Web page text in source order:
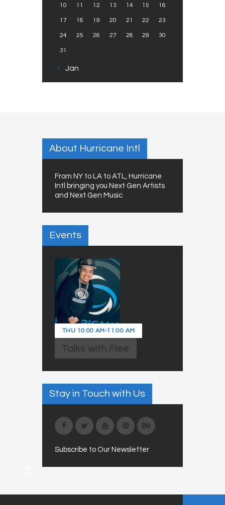
10 11 12 13 14 15 16
17 18 19 20 21 22 23
24 25 26 27 28 29 30
31
« Jan
About Hurricane Intl
From NY to LA to ATL, Hurricane
Intl bringing you Next Gen Artists
and Next Gen Music
Events
THU 10:00 AM-11:00 AM
Talks with Flee
Stay in Touch with Us
Subscribe to Our Newsletter